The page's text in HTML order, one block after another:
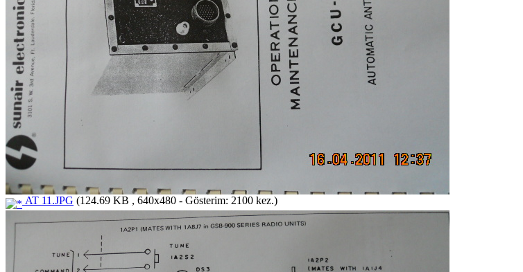
AT 11.JPG (124.69 KB , 640x480 - Gösterim: 2100 kez.)